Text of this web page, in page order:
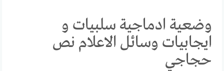
وضعية ادماجية سلبيات و
ايجابيات وسائل الاعلام نص
حجاجي